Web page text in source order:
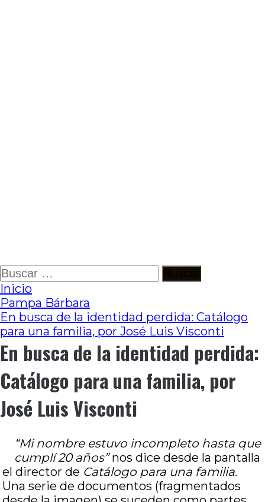
Ir
al
contenido
Buscar:
Inicio
Pampa Bárbara
En busca de la identidad perdida: Catálogo
para una familia, por José Luis Visconti
En busca de la identidad perdida:
Catálogo para una familia, por
José Luis Visconti
“Mi nombre estuvo incompleto hasta que
cumplí 20 años”nos dice desde la pantalla
el director de Catálogo para una familia.
Una serie de documentos (fragmentados